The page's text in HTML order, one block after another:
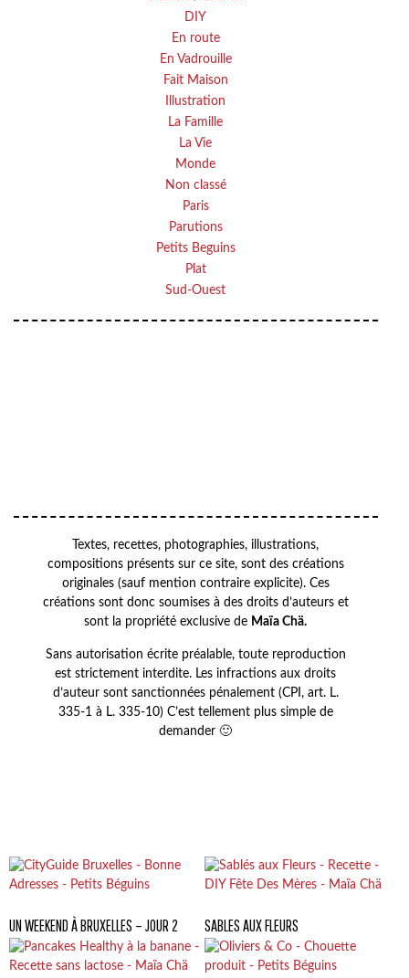
DIY
En route
En Vadrouille
Fait Maison
Illustration
La Famille
La Vie
Monde
Non classé
Paris
Parutions
Petits Beguins
Plat
Sud-Ouest
Textes, recettes, photographies, illustrations,
compositions présents sur ce site, sont des créations
originales (sauf mention contraire explicite). Ces
créations sont donc soumises à des droits d’auteurs et
sont la propriété exclusive de Maïa Chä.
Sans autorisation écrite préalable, toute reproduction
est strictement interdite. Les infractions aux droits
d’auteur sont sanctionnées pénalement (CPI, art. L.
335-1 à L. 335-10) C’est tellement plus simple de
demander 🙂
UN WEEKEND À BRUXELLES – JOUR 2 SABLES AUX FLEURS